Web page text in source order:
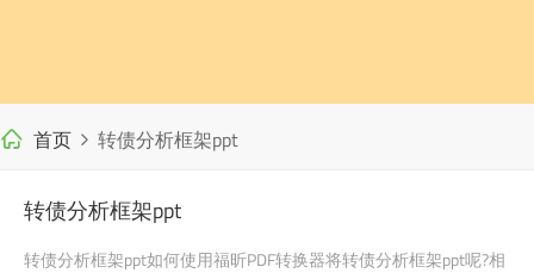
首页 转债分析框架ppt
转债分析框架ppt
转债分析框架ppt如何使用福昕PDF转换器将转债分析框架ppt呢?相